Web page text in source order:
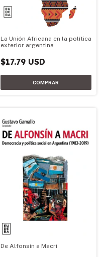
La Unión Africana en la política
exterior argentina
$17.79 USD
De Alfonsín a Macri